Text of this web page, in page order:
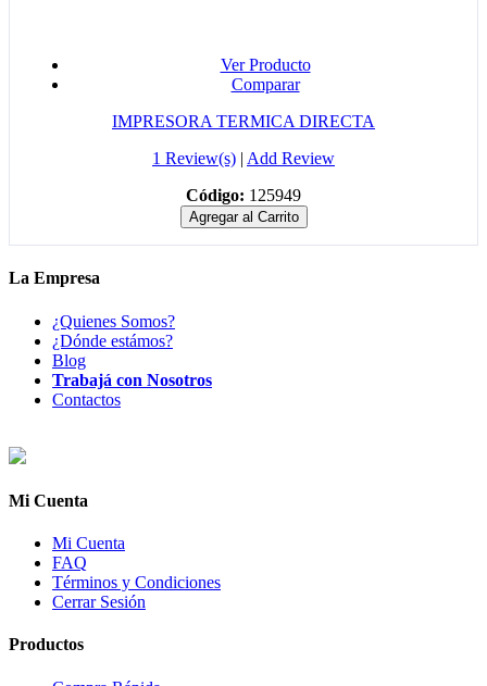
Ver Producto
Comparar
IMPRESORA TERMICA DIRECTA
1 Review(s) | Add Review
Código: 125949
Agregar al Carrito
La Empresa
¿Quienes Somos?
¿Dónde estámos?
Blog
Trabajá con Nosotros
Contactos
Mi Cuenta
Mi Cuenta
FAQ
Términos y Condiciones
Cerrar Sesión
Productos